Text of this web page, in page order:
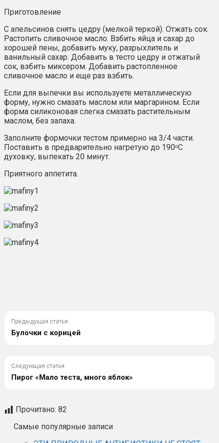
Приготовление
С апельсинов снять цедру (мелкой теркой). Отжать сок.
Растопить сливочное масло. Взбить яйца и сахар до
хорошей пены, добавить муку, разрыхлитель и
ванильный сахар. Добавить в тесто цедру и отжатый
сок, взбить миксером. Добавить растопленное
сливочное масло и еще раз взбить.
Если для выпечки вы используете металлическую
форму, нужно смазать маслом или маргарином. Если
форма силиконовая слегка смазать растительным
маслом, без запаха.
Заполните формочки тестом примерно на 3/4 части.
Поставить в предварительно нагретую до 190ᵒС
духовку, выпекать 20 минут.
Приятного аппетита.
Предыдущая статья
Булочки с корицей
Следующая статья
Пирог «Мало теста, много яблок»
Прочитано: 82
Самые популярные записи